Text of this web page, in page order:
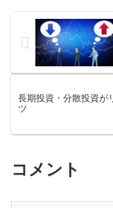
長期投資・分散投資が
ツ
コメント